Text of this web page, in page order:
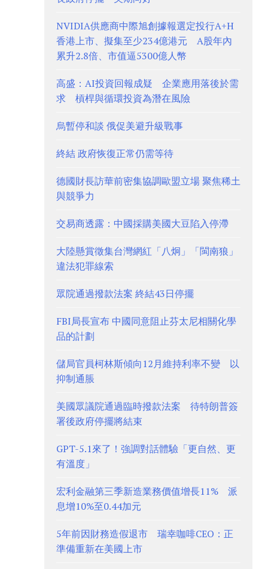
NVIDIA供應商中際旭創據報選定投行A+H
香港上市、擬集至少234億港元 A股年內
累升2.8倍、市值逼5300億人幣
高盛：AI投資回報成疑 企業應用落後於需
求 槓桿與循環投資為潛在風險
烏暫停和談 俄促美避升級戰事
終結 政府恢復正常仍需等待
德國財長訪華前密集協調歐盟立場 聚焦稀土
與競爭力
交易商透露：中國採購美國大豆陷入停滯
大陸懸賞徵集台灣網紅「八炯」「閩南狼」
違法犯罪線索
眾院通過撥款法案 終結43日停擺
FBI局長宣布 中國同意阻止芬太尼相關化學
品的計劃
儲局官員柯林斯傾向12月維持利率不變 以
抑制通脹
美國眾議院通過臨時撥款法案 待特朗普簽
署後政府停擺將結束
GPT-5.1來了！強調對話體驗「更自然、更
有溫度」
宏利金融第三季新造業務價值增長11% 派
息增10%至0.44加元
5年前因財務造假退市 瑞幸咖啡CEO：正
準備重新在美國上市